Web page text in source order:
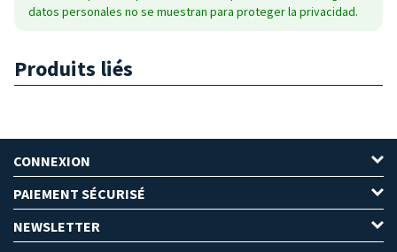
datos personales no se muestran para proteger la privacidad.
Produits liés
CONNEXION
PAIEMENT SÉCURISÉ
NEWSLETTER